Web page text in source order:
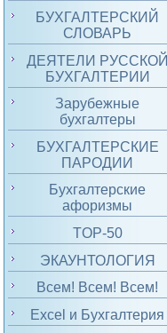
БУХГАЛТЕРСКИЙ
СЛОВАРЬ
ДЕЯТЕЛИ РУССКОЙ
БУХГАЛТЕРИИ
Зарубежные
бухгалтеры
БУХГАЛТЕРСКИЕ
ПАРОДИИ
Бухгалтерские
афоризмы
TOP-50
ЭКАУНТОЛОГИЯ
Всем! Всем! Всем!
Excel и Бухгалтерия